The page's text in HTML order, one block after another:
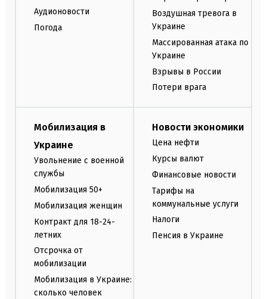
Аудионовости
Погода
Воздушная тревога в
Украине
Массированная атака по
Украине
Взрывы в России
Потери врага
Мобилизация в
Украине
Увольнение с военной
службы
Мобилизация 50+
Мобилизация женщин
Контракт для 18-24-
летних
Отсрочка от
мобилизации
Мобилизация в Украине:
сколько человек
Новости экономики
Цена нефти
Курсы валют
Финансовые новости
Тарифы на
коммунальные услуги
Налоги
Пенсия в Украине